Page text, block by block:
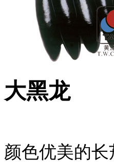
大黑龙
颜色优美的长